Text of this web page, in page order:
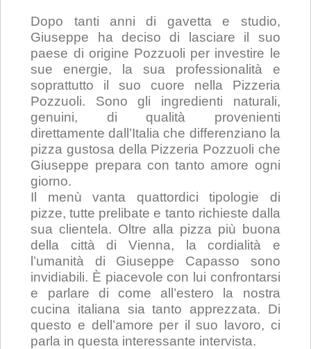
Dopo tanti anni di gavetta e studio,
Giuseppe ha deciso di lasciare il suo
paese di origine Pozzuoli per investire le
sue energie, la sua professionalità e
soprattutto il suo cuore nella Pizzeria
Pozzuoli. Sono gli ingredienti naturali,
genuini, di qualità provenienti
direttamente dall’Italia che differenziano la
pizza gustosa della Pizzeria Pozzuoli che
Giuseppe prepara con tanto amore ogni
giorno.
Il menù vanta quattordici tipologie di
pizze, tutte prelibate e tanto richieste dalla
sua clientela. Oltre alla pizza più buona
della città di Vienna, la cordialità e
l’umanità di Giuseppe Capasso sono
invidiabili. È piacevole con lui confrontarsi
e parlare di come all’estero la nostra
cucina italiana sia tanto apprezzata. Di
questo e dell’amore per il suo lavoro, ci
parla in questa interessante intervista.